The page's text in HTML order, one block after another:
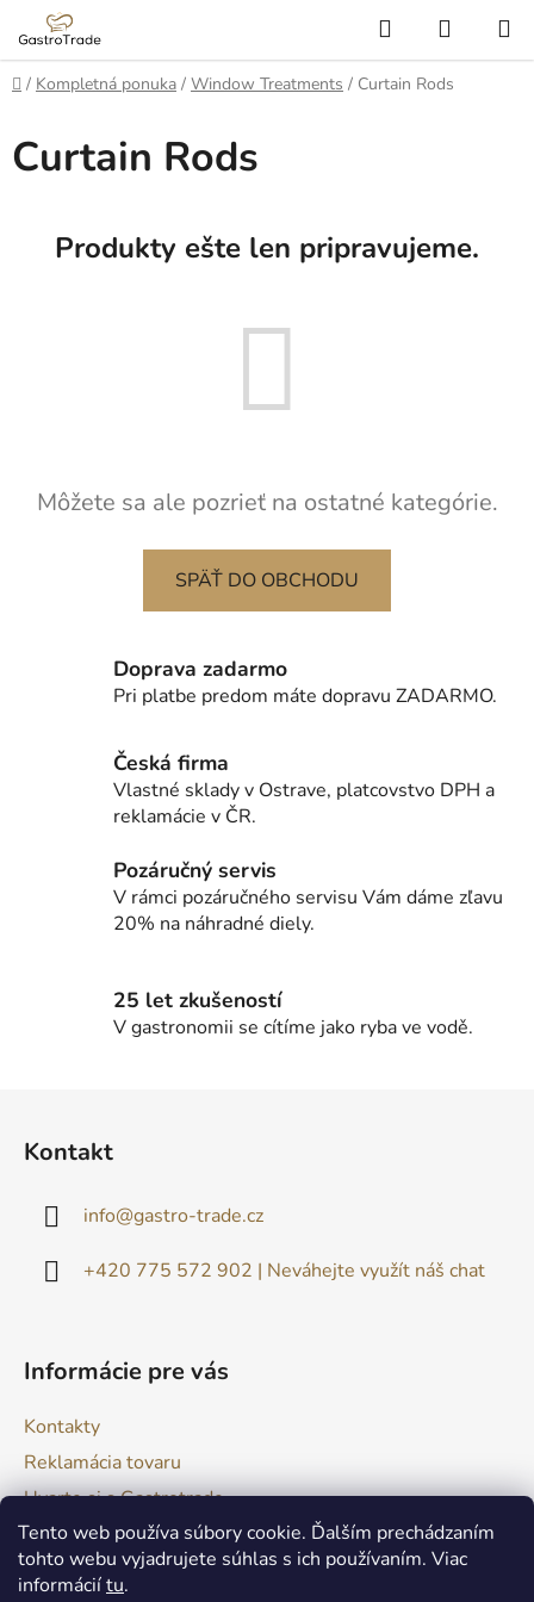
Tento web používa súbory cookie. Ďalším prechádzaním
tohto webu vyjadrujete súhlas s ich používaním. Viac
informáciítu.
Prejsť
obsah
Hľadať
KOŠÍK
Domov
/ Kompletná ponuka / Window Treatments / Curtain Rods
Curtain Rods
Produkty ešte len pripravujeme.
Môžete sa ale pozrieť na ostatné kategórie.
SPÄŤ DO OBCHODU
Doprava zadarmo
Pri platbe predom máte dopravu ZADARMO.
Česká firma
Vlastné sklady v Ostrave, platcovstvo DPH a
reklamácie v ČR.
Pozáručný servis
V rámci pozáručného servisu Vám dáme zľavu
20% na náhradné diely.
25 let zkušeností
V gastronomii se cítíme jako ryba ve vodě.
Kontakt
info@gastro-trade.cz
+420 775 572 902 | Neváhejte využít náš chat
Informácie pre vás
Kontakty
Reklamácia tovaru
Uvarte si s Gastrotrade
Naše produkty - Tipy a triky
Obchodné podmienky